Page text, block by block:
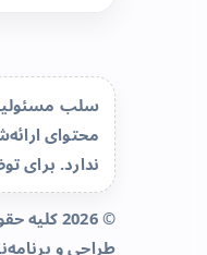
سلب
محتوای
ندارد. برای
© 2026 کلیه حقوق محفوظ است.
طراحی و